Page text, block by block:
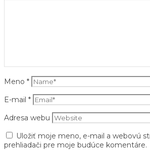
Meno *
E-mail *
Adresa webu
Uložiť moje meno, e-mail a webovú
prehliadači pre moje budúce komentáre.